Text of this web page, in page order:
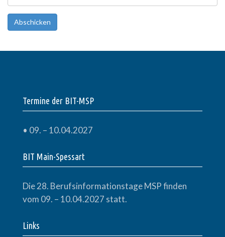
Abschicken
Termine der BIT-MSP
• 09. – 10.04.2027
BIT Main-Spessart
Die 28. BerufsinformationstageMSPfinden
vom 09. – 10.04.2027 statt.
Links